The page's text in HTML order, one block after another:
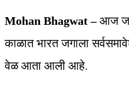
Mohan Bhagwat –आज
काळात भारत जगाला
वेळ आता आली आहे.